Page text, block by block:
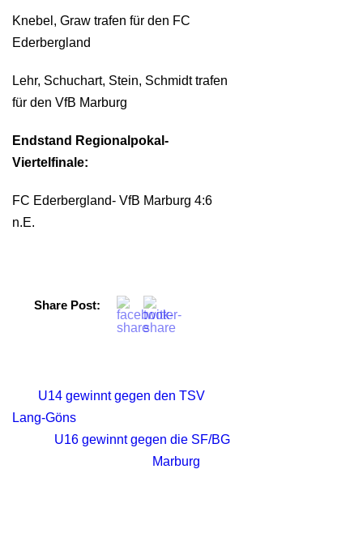
Knebel, Graw trafen für den FC
Ederbergland
Lehr, Schuchart, Stein, Schmidt trafen
für den VfB Marburg
Endstand Regionalpokal-
Viertelfinale:
FC Ederbergland- VfB Marburg 4:6
n.E.
Share Post:
U14 gewinnt gegen den TSV
Lang-Göns
U16 gewinnt gegen die SF/BG
Marburg